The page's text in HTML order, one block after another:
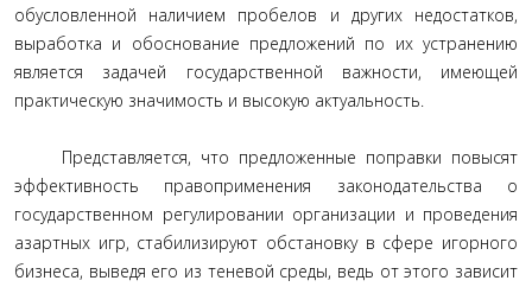
обусловленной наличием пробелов и других недостатков,
выработка и обоснование предложений по их устранению
является задачей государственной важности, имеющей
практическую значимость и высокую актуальность.
Представляется, что предложенные поправки повысят
эффективность правоприменения законодательства о
государственном регулировании организации и проведения
азартных игр, стабилизируют обстановку в сфере игорного
бизнеса, выведя его из теневой среды, ведь от этого зависит